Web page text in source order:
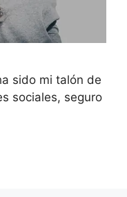
sido mi talón de
sociales, seguro